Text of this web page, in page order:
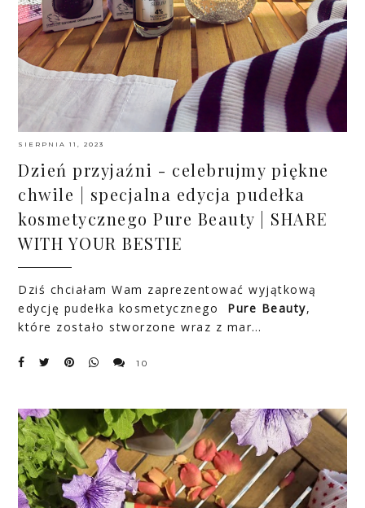
SIERPNIA 11, 2023
Dzień przyjaźni - celebrujmy piękne
chwile | specjalna edycja pudełka
kosmetycznego Pure Beauty | SHARE
WITH YOUR BESTIE
Dziś chciałam Wam zaprezentować wyjątkową
edycję pudełka kosmetycznego Pure Beauty,
które zostało stworzone wraz z mar…
10